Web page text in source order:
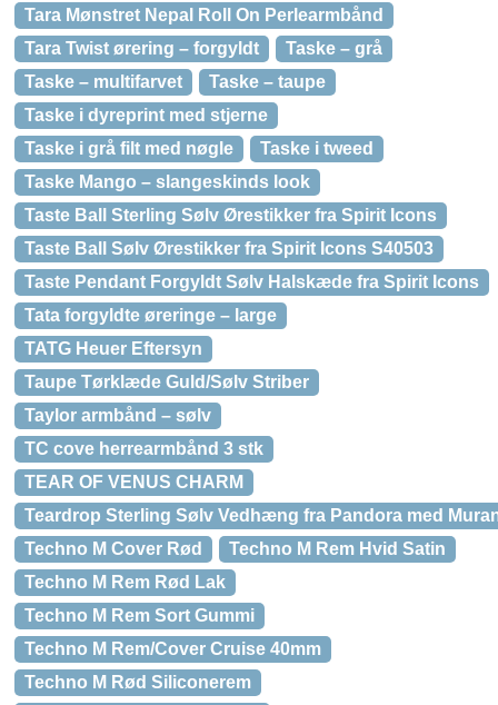
Tara Mønstret Nepal Roll On Perlearmbånd
Tara Twist ørering – forgyldt
Taske – grå
Taske – multifarvet
Taske – taupe
Taske i dyreprint med stjerne
Taske i grå filt med nøgle
Taske i tweed
Taske Mango – slangeskinds look
Taste Ball Sterling Sølv Ørestikker fra Spirit Icons
Taste Ball Sølv Ørestikker fra Spirit Icons S40503
Taste Pendant Forgyldt Sølv Halskæde fra Spirit Icons
Tata forgyldte øreringe – large
TATG Heuer Eftersyn
Taupe Tørklæde Guld/Sølv Striber
Taylor armbånd – sølv
TC cove herrearmbånd 3 stk
TEAR OF VENUS CHARM
Teardrop Sterling Sølv Vedhæng fra Pandora med
Techno M Cover Rød
Techno M Rem Hvid Satin
Techno M Rem Rød Lak
Techno M Rem Sort Gummi
Techno M Rem/Cover Cruise 40mm
Techno M Rød Siliconerem